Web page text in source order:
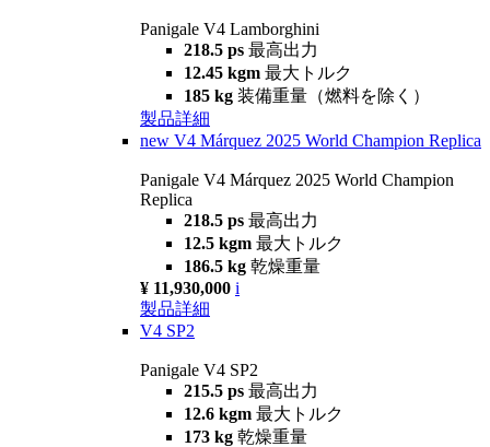
Panigale V4 Lamborghini
218.5 ps 最高出力
12.45 kgm 最大トルク
185 kg 装備重量（燃料を除く）
製品詳細
new V4 Márquez 2025 World Champion Replica
Panigale V4 Márquez 2025 World Champion
Replica
218.5 ps 最高出力
12.5 kgm 最大トルク
186.5 kg 乾燥重量
¥ 11,930,000 i
製品詳細
V4 SP2
Panigale V4 SP2
215.5 ps 最高出力
12.6 kgm 最大トルク
173 kg 乾燥重量